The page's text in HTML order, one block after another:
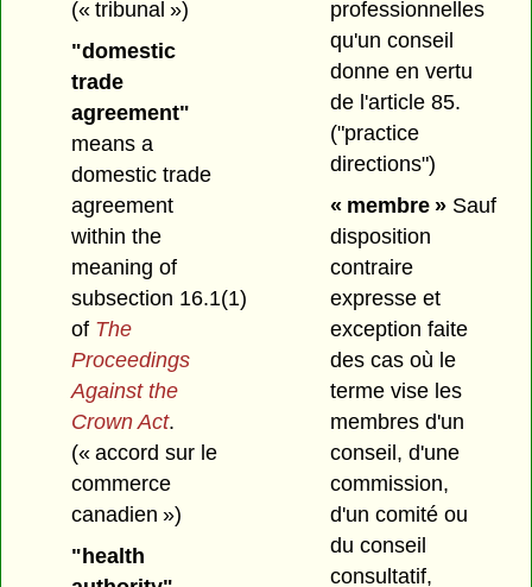
(« tribunal »)
"domestic
trade
agreement"
means a
domestic trade
agreement
within the
meaning of
subsection 16.1(1)
of The
Proceedings
Against the
Crown Act.
(« accord sur le
commerce
canadien »)
"health
professionnelles
qu'un conseil
donne en vertu
de l'article 85.
("practice
directions")
« membre »Sauf
disposition
contraire
expresse et
exception faite
des cas où le
terme vise les
membres d'un
conseil, d'une
commission,
d'un comité ou
du conseil
consultatif,